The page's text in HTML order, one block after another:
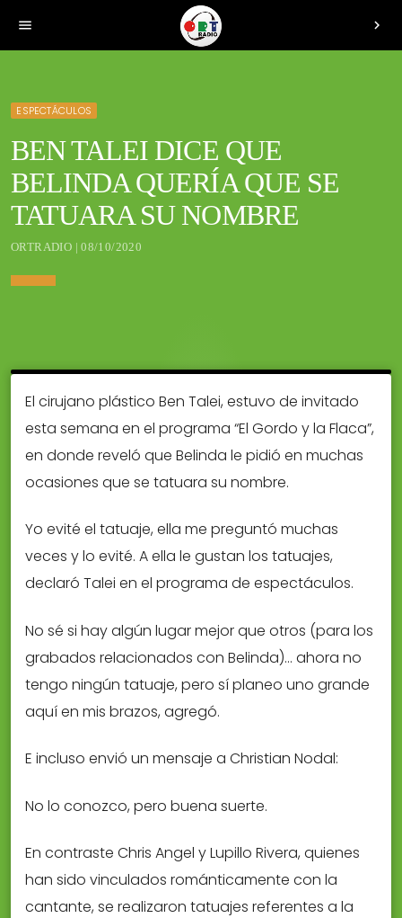
menu chevron_right
ESPECTÁCULOS
BEN TALEI DICE QUE
BELINDA QUERÍA QUE SE
TATUARA SU NOMBRE
ORTRADIO | 08/10/2020
El cirujano plástico Ben Talei, estuvo de invitado
esta semana en el programa “El Gordo y la Flaca”,
en donde reveló que Belinda le pidió en muchas
ocasiones que se tatuara su nombre.
Yo evité el tatuaje, ella me preguntó muchas
veces y lo evité. A ella le gustan los tatuajes,
declaró Talei en el programa de espectáculos.
No sé si hay algún lugar mejor que otros (para los
grabados relacionados con Belinda)… ahora no
tengo ningún tatuaje, pero sí planeo uno grande
aquí en mis brazos, agregó.
E incluso envió un mensaje a Christian Nodal:
No lo conozco, pero buena suerte.
En contraste Chris Angel y Lupillo Rivera, quienes
han sido vinculados románticamente con la
cantante, se realizaron tatuajes referentes a la